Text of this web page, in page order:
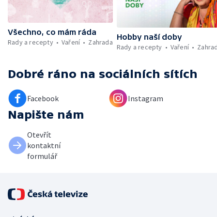
Všechno, co mám ráda
Rady a recepty
Vaření Zahrada
Hobby naší doby
Rady a recepty
Vaření
Dobré ráno na sociálních sítích
Facebook Instagram
Napište nám
Otevřít
kontaktní
formulář